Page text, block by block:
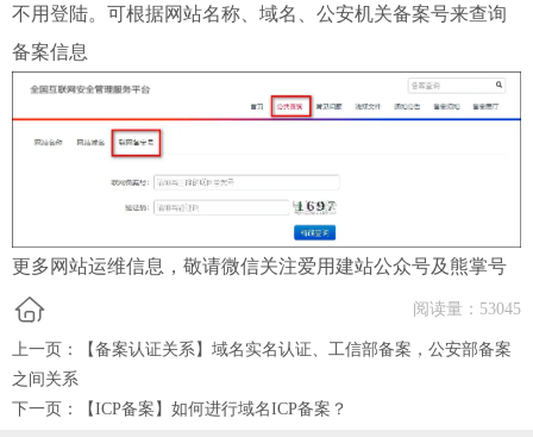
不用登陆。可根据网站名称、域名、公安机关备案号来查询
备案信息
更多网站运维信息，敬请微信关注爱用建站公众号及熊掌号
阅读量： 53045
上一页：
【备案认证关系】域名实名认证、工信部备案，公安部备案
之间关系
下一页：
【ICP备案】如何进行域名ICP备案？